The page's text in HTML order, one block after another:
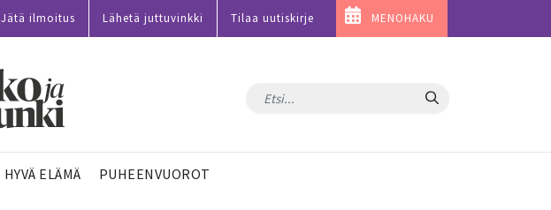
Jätä ilmoitus Lähetä juttuvinkki Tilaa uutiskirje MENOHAKU
Hae
HYVÄ ELÄMÄ PUHEENVUOROT